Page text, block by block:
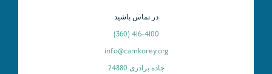
در تماس باشید
(360) 416-4100
info@camkorey.org
24880 جاده برادری